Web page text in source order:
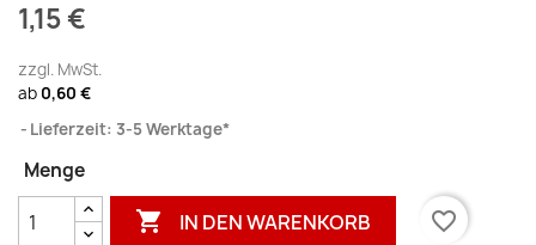
1,15 €
zzgl. MwSt.
ab 0,60 €
Lieferzeit: 3-5 Werktage*
Menge
 IN DEN WARENKORB favorite_border